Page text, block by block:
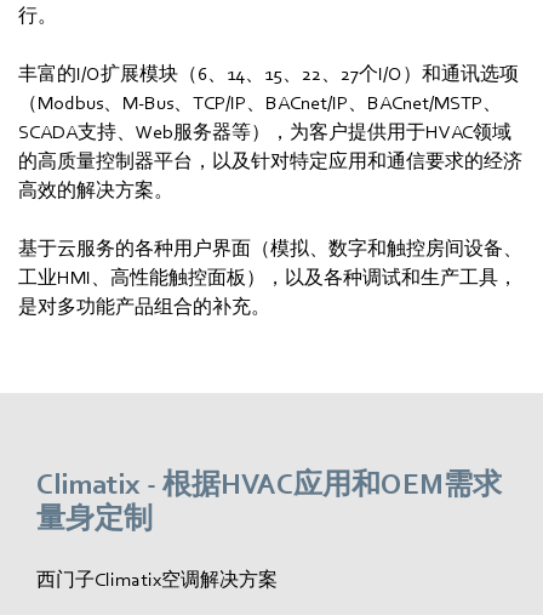
行。
丰富的I/O扩展模块（6、14、15、22、27个I/O）和通讯选项
（Modbus、M-Bus、TCP/IP、BACnet/IP、BACnet/MSTP、
SCADA支持、Web服务器等），为客户提供用于HVAC领域
的高质量控制器平台，以及针对特定应用和通信要求的经济
高效的解决方案。
基于云服务的各种用户界面（模拟、数字和触控房间设备、
工业HMI、高性能触控面板），以及各种调试和生产工具，
是对多功能产品组合的补充。
Climatix - 根据HVAC应用和OEM需求
量身定制
西门子Climatix空调解决方案